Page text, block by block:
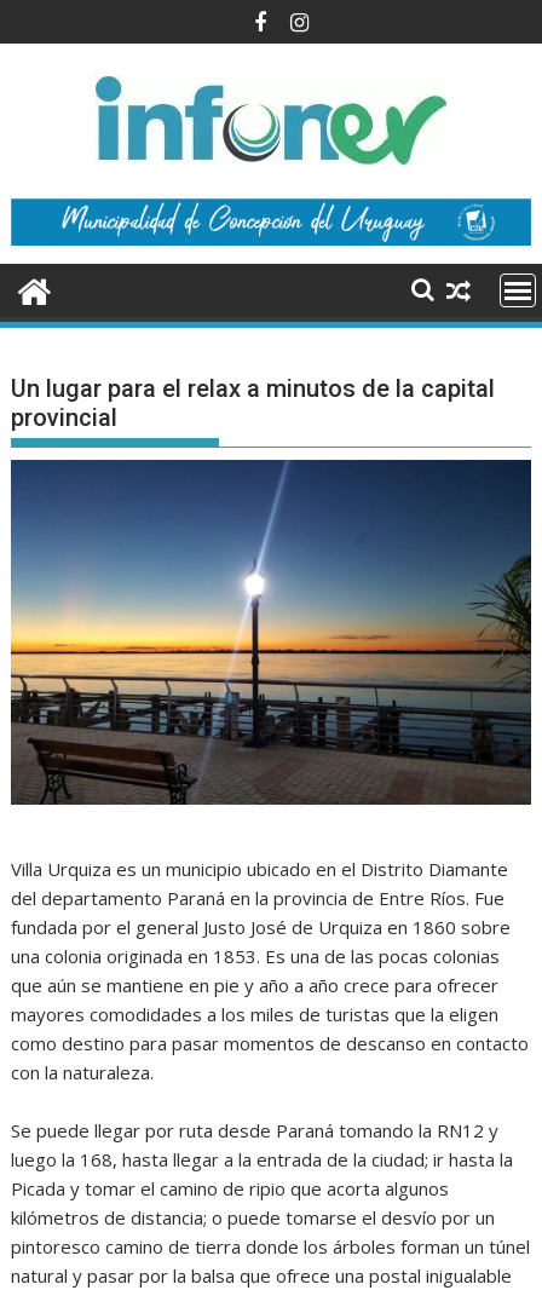
al
Un lugar para el relax a minutos de la capital
provincial
Villa Urquiza es un municipio ubicado en el Distrito Diamante
del departamento Paraná en la provincia de Entre Ríos. Fue
fundada por el general Justo José de Urquiza en 1860 sobre
una colonia originada en 1853. Es una de las pocas colonias
que aún se mantiene en pie y año a año crece para ofrecer
mayores comodidades a los miles de turistas que la eligen
como destino para pasar momentos de descanso en contacto
con la naturaleza.
Se puede llegar por ruta desde Paraná tomando la RN12 y
luego la 168, hasta llegar a la entrada de la ciudad; ir hasta la
Picada y tomar el camino de ripio que acorta algunos
kilómetros de distancia; o puede tomarse el desvío por un
pintoresco camino de tierra donde los árboles forman un túnel
natural y pasar por la balsa que ofrece una postal inigualable